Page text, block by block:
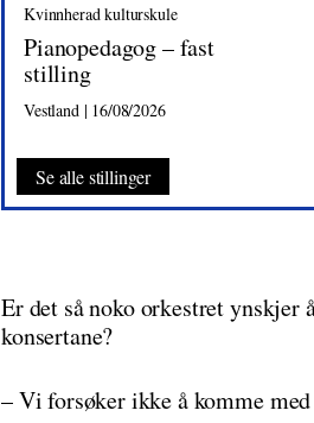
Kvinnherad kulturskule
Pianopedagog – fast
stilling
Vestland | 16/08/2026
Se alle stillinger
Er det så noko orkestret
konsertane?
– Vi forsøker ikke å komme